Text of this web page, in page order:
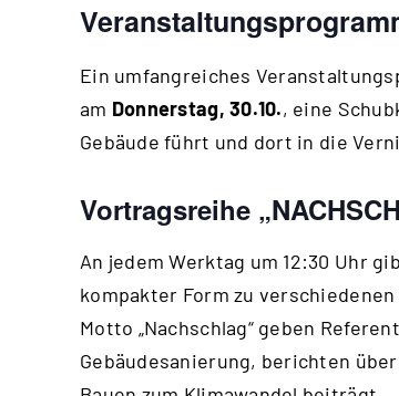
Ein umfangreiches
am Donnerstag, 30.10., eine
Gebäude führt und dort in die
Vortragsreihe
An jedem Werktag um 12:30 Uhr
kompakter Form zu
Motto „Nachschlag“ geben
Gebäudesanierung, berichten